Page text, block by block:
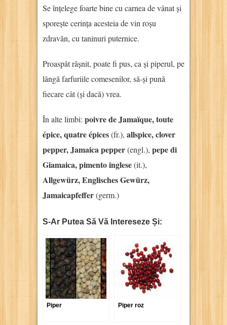
Se înțelege foarte bine cu carnea de vânat și
sporește cerința acesteia de vin roșu
zdravăn, cu taninuri puternice.
Proaspăt râșnit, poate fi pus, ca și piperul, pe
lângă farfuriile comesenilor, să-și pună
fiecare cât (și dacă) vrea.
În alte limbi: poivre de Jamaïque, toute
épice, quatre épices(fr.), allspice, clover
pepper, Jamaica pepper(engl.), pepe di
Giamaica, pimento inglese(it.),
Allgewürz, Englisches Gewürz,
Jamaicapfeffer(germ.)
S-Ar Putea Să Vă Intereseze Și:
Piper Piper roz